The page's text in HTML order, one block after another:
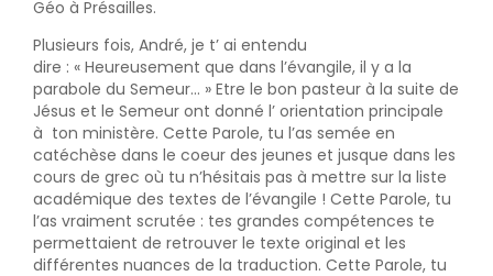
Géo à Présailles.
Plusieurs fois, André, je t’ ai entendu
dire : « Heureusement que dans l’évangile, il y a la
parabole du Semeur... » Etre le bon pasteur à la suite de
Jésus et le Semeur ont donné l’ orientation principale
à ton ministère. Cette Parole, tu l’as semée en
catéchèse dans le coeur des jeunes et jusque dans les
cours de grec où tu n’hésitais pas à mettre sur la liste
académique des textes de l’évangile ! Cette Parole, tu
l’as vraiment scrutée : tes grandes compétences te
permettaient de retrouver le texte original et les
différentes nuances de la traduction. Cette Parole, tu